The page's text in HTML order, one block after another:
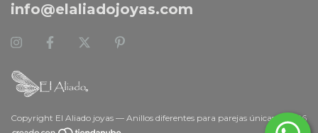
info@elaliadojoyas.com
Copyright El Aliado joyas — Anillos diferentes para parejas únicas. - 2026